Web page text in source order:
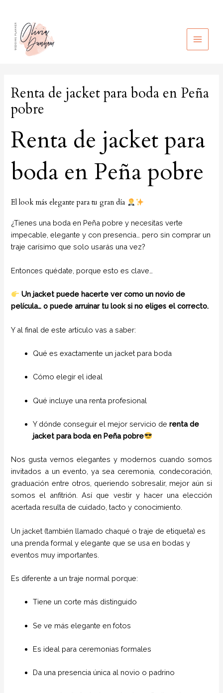
contenido
MAIN
Renta de jacket para boda en Peña
pobre
Renta de jacket para
boda en Peña pobre
El look más elegante para tu gran día
¿Tienes una boda en Peña pobre y necesitas verte
impecable, elegante y con presencia… pero sin comprar un
traje carísimo que solo usarás una vez?
Entonces quédate, porque esto es clave…
Un jacket puede hacerte ver como un novio de
película… o puede arruinar tu look si no eliges el correcto.
Y al final de este artículo vas a saber:
Qué es exactamente un jacket para boda
Cómo elegir el ideal
Qué incluye una renta profesional
Y dónde conseguir el mejor servicio derenta de
jacket para boda en Peña pobre
Nos gusta vernos elegantes y modernos cuando somos
invitados a un evento, ya sea ceremonia, condecoración,
graduación entre otros, queriendo sobresalir, mejor aún si
somos el anfitrión. Así que vestir y hacer una elección
acertada resulta de cuidado, tacto y conocimiento.
Un jacket (también llamado chaqué o traje de etiqueta) es
una prenda formal y elegante que se usa en bodas y
eventos muy importantes.
Es diferente a un traje normal porque:
Tiene un corte más distinguido
Se ve más elegante en fotos
Es ideal para ceremonias formales
Da una presencia única al novio o padrino